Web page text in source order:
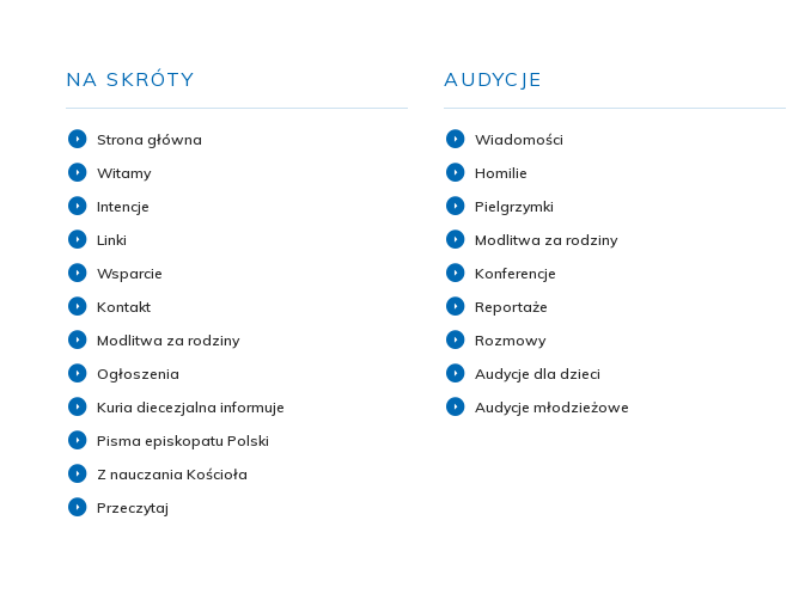
NA SKRÓTY
Strona główna
Witamy
Intencje
Linki
Wsparcie
Kontakt
Modlitwa za rodziny
Ogłoszenia
Kuria diecezjalna informuje
Pisma episkopatu Polski
Z nauczania Kościoła
Przeczytaj
AUDYCJE
Wiadomości
Homilie
Pielgrzymki
Modlitwa za rodziny
Konferencje
Reportaże
Rozmowy
Audycje dla dzieci
Audycje młodzieżowe